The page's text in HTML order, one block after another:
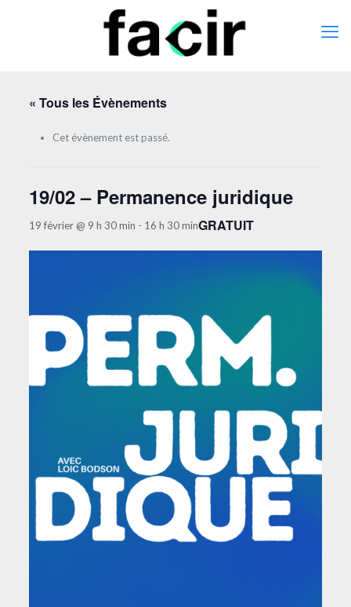
« Tous les Évènements
Cet évènement est passé.
19/02 – Permanence juridique
19 février @ 9 h 30 min - 16 h 30 minGRATUIT